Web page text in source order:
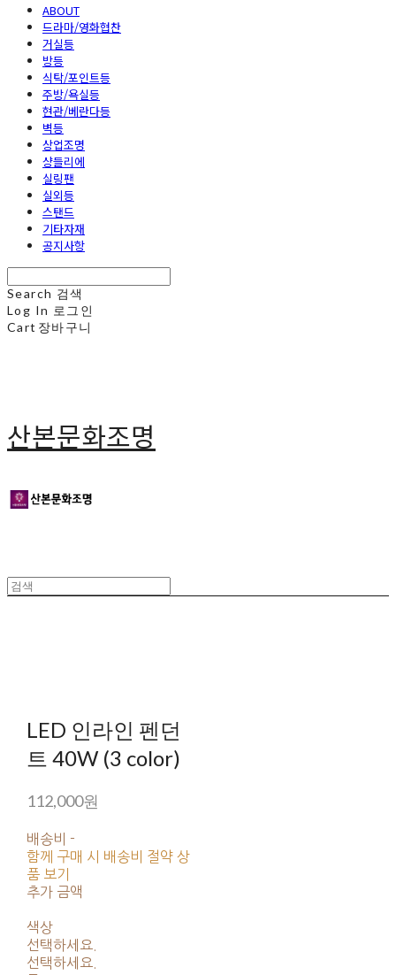
ABOUT
드라마/영화협찬
거실등
방등
식탁/포인트등
주방/욕실등
현관/베란다등
벽등
상업조명
샹들리에
실링팬
실외등
스탠드
기타자재
공지사항
Search 검색
Log In 로그인
Cart 장바구니
산본문화조명
LED 인라인 펜던
트 40W (3 color)
112,000원
배송비 -
함께 구매 시 배송비 절약 상
품 보기
추가 금액
색상
선택하세요.
선택하세요.